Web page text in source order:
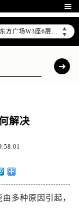

▲
▼
北京市朝阳区建国门外大街甲6号华熙国际中心D座11层1102室售后服务中心（需提前预约）
北京市东城区东长安街1号王府井东方广场W3座6层602室售后服务中心（需提前预约）
解决
多种原因引起，